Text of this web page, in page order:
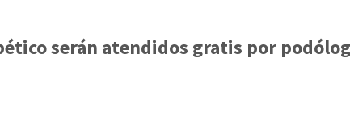
serán atendidos gratis por